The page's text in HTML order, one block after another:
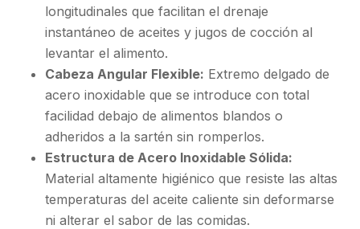
longitudinales que facilitan el drenaje
instantáneo de aceites y jugos de cocción al
levantar el alimento.
Cabeza Angular Flexible: Extremo delgado de
acero inoxidable que se introduce con total
facilidad debajo de alimentos blandos o
adheridos a la sartén sin romperlos.
Estructura de Acero Inoxidable Sólida:
Material altamente higiénico que resiste las altas
temperaturas del aceite caliente sin deformarse
ni alterar el sabor de las comidas.